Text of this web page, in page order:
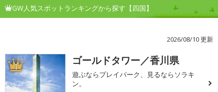
GW人気スポットランキングから探す【四国】
2026/08/10 更新
1 ゴールドタワー／香川県
遊ぶならプレイパーク、見るならソラキ
ン。